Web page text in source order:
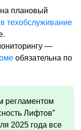
плановый
техобслуживание
—
обязательна по
регламентом
Лифтов”
2025 года все